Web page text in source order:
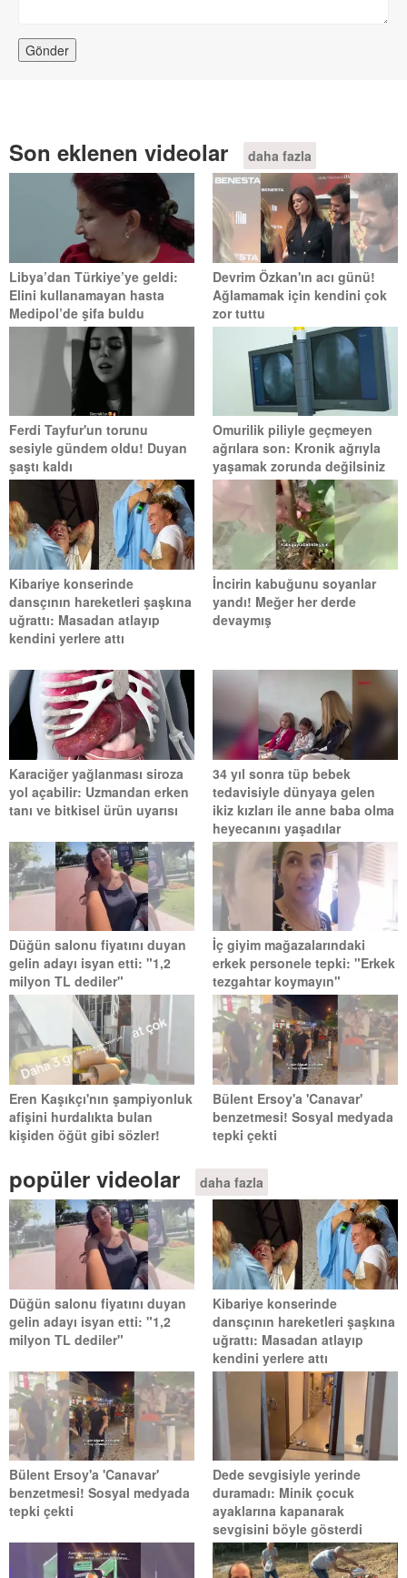
Son eklenen videolar daha fazla
Libya’dan Türkiye’ye geldi:
Elini kullanamayan hasta
Medipol’de şifa buldu
Devrim Özkan'ın acı günü!
Ağlamamak için kendini çok
zor tuttu
Ferdi Tayfur'un torunu
sesiyle gündem oldu! Duyan
şaştı kaldı
Omurilik piliyle geçmeyen
ağrılara son: Kronik ağrıyla
yaşamak zorunda değilsiniz
Kibariye konserinde
dansçının hareketleri şaşkına
uğrattı: Masadan atlayıp
kendini yerlere attı
İncirin kabuğunu soyanlar
yandı! Meğer her derde
devaymış
Karaciğer yağlanması siroza
yol açabilir: Uzmandan erken
tanı ve bitkisel ürün uyarısı
34 yıl sonra tüp bebek
tedavisiyle dünyaya gelen
ikiz kızları ile anne baba olma
heyecanını yaşadılar
Düğün salonu fiyatını duyan
gelin adayı isyan etti: "1,2
milyon TL dediler"
İç giyim mağazalarındaki
erkek personele tepki: "Erkek
tezgahtar koymayın"
Eren Kaşıkçı'nın şampiyonluk
afişini hurdalıkta bulan
kişiden öğüt gibi sözler!
Bülent Ersoy'a 'Canavar'
benzetmesi! Sosyal medyada
tepki çekti
popüler videolar daha fazla
Düğün salonu fiyatını duyan
gelin adayı isyan etti: "1,2
milyon TL dediler"
Kibariye konserinde
dansçının hareketleri şaşkına
uğrattı: Masadan atlayıp
kendini yerlere attı
Bülent Ersoy'a 'Canavar'
benzetmesi! Sosyal medyada
tepki çekti
Dede sevgisiyle yerinde
duramadı: Minik çocuk
ayaklarına kapanarak
sevgisini böyle gösterdi